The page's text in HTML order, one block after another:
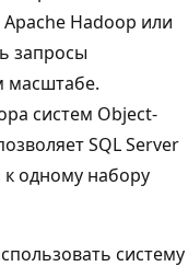
Hadoop или
запросы
масштабе.
систем Object-
SQL Server
к одному набору
систему